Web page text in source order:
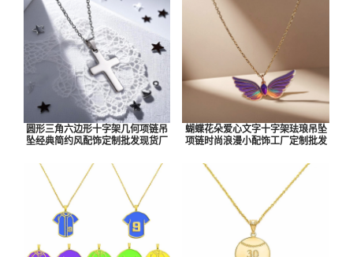
圆形三角六边形十字架几何项链吊
坠经典简约风配饰定制批发现货厂
蝴蝶花朵爱心文字十字架珐琅吊坠
项链时尚浪漫小配饰工厂定制批发